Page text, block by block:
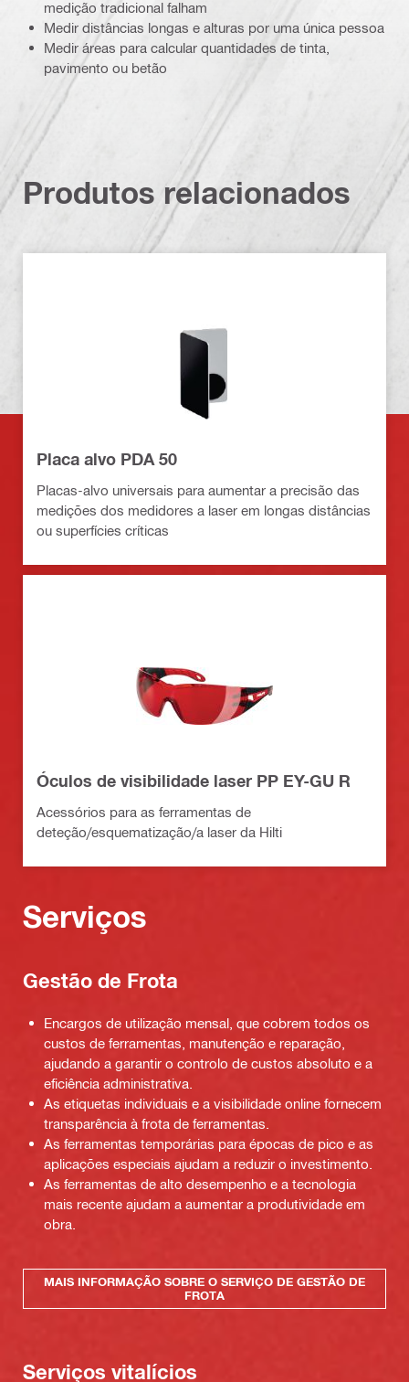
medição tradicional falham
Medir distâncias longas e alturas por uma única pessoa
Medir áreas para calcular quantidades de tinta,
pavimento ou betão
Produtos relacionados
Placa alvo PDA 50
Placas-alvo universais para aumentar a precisão das
medições dos medidores a laser em longas distâncias
ou superfícies críticas
Óculos de visibilidade laser PP EY-GU R
Acessórios para as ferramentas de
deteção/esquematização/a laser da Hilti
Serviços
Gestão de Frota
Encargos de utilização mensal, que cobrem todos os
custos de ferramentas, manutenção e reparação,
ajudando a garantir o controlo de custos absoluto e a
eficiência administrativa.
As etiquetas individuais e a visibilidade online fornecem
transparência à frota de ferramentas.
As ferramentas temporárias para épocas de pico e as
aplicações especiais ajudam a reduzir o investimento.
As ferramentas de alto desempenho e a tecnologia
mais recente ajudam a aumentar a produtividade em
obra.
MAIS INFORMAÇÃO SOBRE O SERVIÇO DE GESTÃO DE
FROTA
Serviços vitalícios